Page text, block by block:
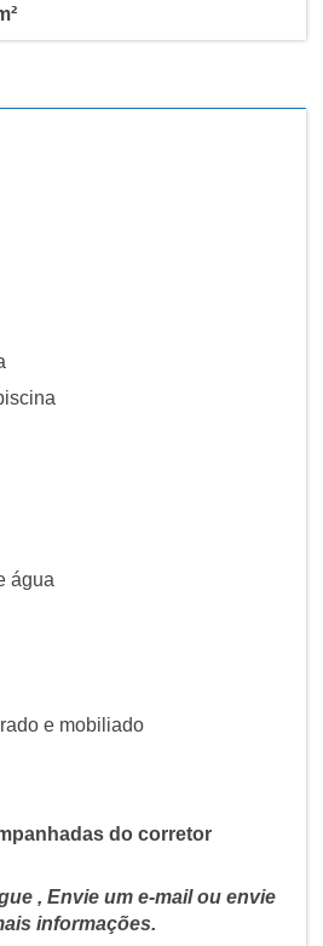
água
e mobiliado
do corretor
, Envie um e-mail ou envie
informações.